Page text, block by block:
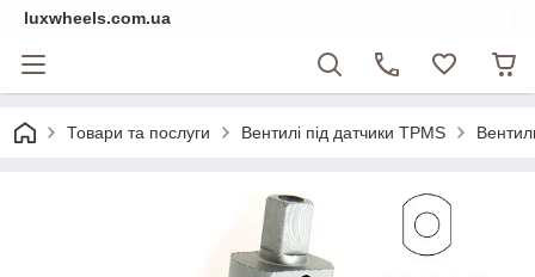
luxwheels.com.ua
Товари та послуги Вентилі під датчики TPMS